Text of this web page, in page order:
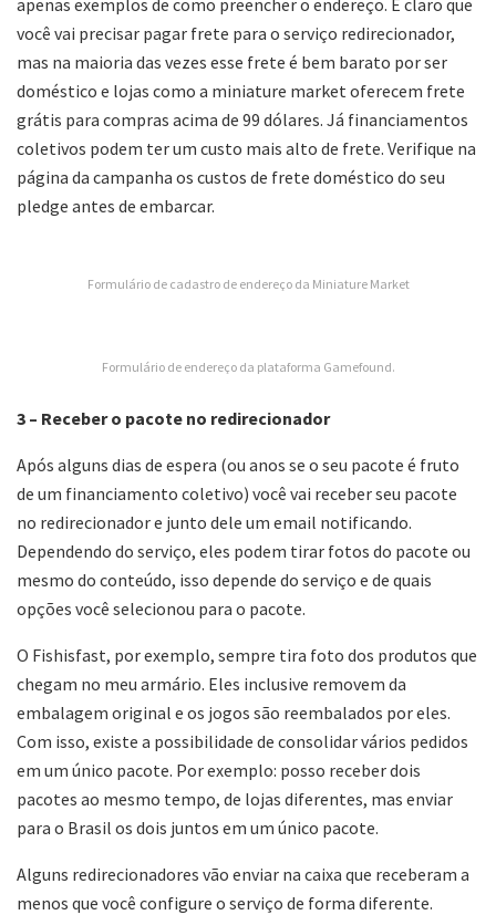
você vai precisar pagar frete para o serviço redirecionador,
mas na maioria das vezes esse frete é bem barato por ser
doméstico e lojas como a miniature market oferecem frete
grátis para compras acima de 99 dólares. Já financiamentos
coletivos podem ter um custo mais alto de frete. Verifique na
página da campanha os custos de frete doméstico do seu
pledge antes de embarcar.
Formulário de cadastro de endereço da Miniature Market
Formulário de endereço da plataforma Gamefound.
3 – Receber o pacote no redirecionador
Após alguns dias de espera (ou anos se o seu pacote é fruto
de um financiamento coletivo) você vai receber seu pacote
no redirecionador e junto dele um email notificando.
Dependendo do serviço, eles podem tirar fotos do pacote ou
mesmo do conteúdo, isso depende do serviço e de quais
opções você selecionou para o pacote.
O Fishisfast, por exemplo, sempre tira foto dos produtos que
chegam no meu armário. Eles inclusive removem da
embalagem original e os jogos são reembalados por eles.
Com isso, existe a possibilidade de consolidar vários pedidos
em um único pacote. Por exemplo: posso receber dois
pacotes ao mesmo tempo, de lojas diferentes, mas enviar
para o Brasil os dois juntos em um único pacote.
Alguns redirecionadores vão enviar na caixa que receberam a
menos que você configure o serviço de forma diferente.